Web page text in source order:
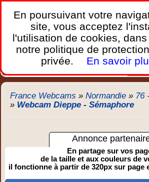
France
Les webcams sur mobiles,
Home Bretagne Corse Plages
Trafic Chercher New
France Webcams »Normandie » 76
» Webcam Dieppe - Sémaphore
Annonce
En partage sur vos
de la taille et aux couleurs de
il fonctionne à partir de 320px sur page
En poursuivant votre
site, vous acceptez
l'utilisation de cookies,
notre politique de
privée.
En savoir